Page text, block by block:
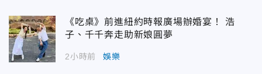
《吃桌》前進紐約時報廣場辦婚宴！ 浩
子、千千奔走助新娘圓夢
2小時前 娛樂